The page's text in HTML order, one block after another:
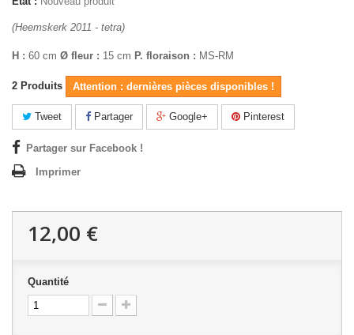
(Heemskerk 2011 - tetra)
H : 60 cm Ø fleur : 15 cm P. floraison : MS-RM
2 Produits Attention : dernières pièces disponibles !
Tweet Partager Google+ Pinterest
Partager sur Facebook !
Imprimer
12,00 €
Quantité